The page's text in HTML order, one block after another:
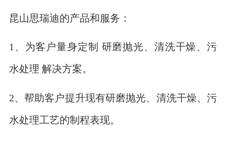
昆山思瑞迪的产品和服务：
1、为客户量身定制 研磨抛光、清洗干燥、污
水处理 解决方案。
2、帮助客户提升现有研磨抛光、清洗干燥、污
水处理工艺的制程表现。